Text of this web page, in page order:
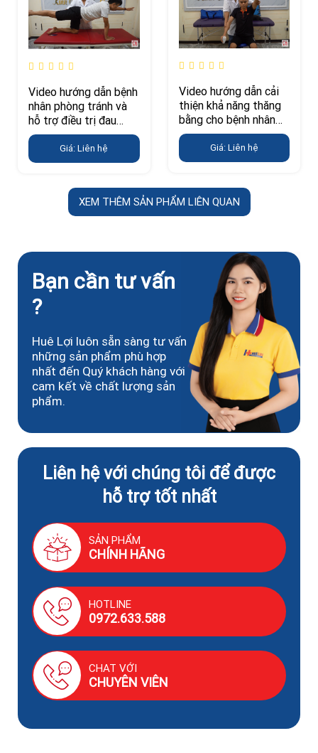
Video hướng dẫn bệnh
nhân phòng tránh và
hỗ trợ điều trị đau
lưng
Giá: Liên hệ
Video hướng dẫn cải
thiện khả năng thăng
bằng cho bệnh nhân
tai biến
Giá: Liên hệ
XEM THÊM SẢN PHẨM LIÊN QUAN
Bạn cần tư vấn
?
Huê Lợi luôn sẵn sàng tư vấn
những sản phẩm phù hợp
nhất đến Quý khách hàng với
cam kết về chất lượng sản
phẩm.
Liên hệ với chúng tôi để được
hỗ trợ tốt nhất
SẢN PHẨM
CHÍNH HÃNG
HOTLINE
0972.633.588
CHAT VỚI
CHUYÊN VIÊN